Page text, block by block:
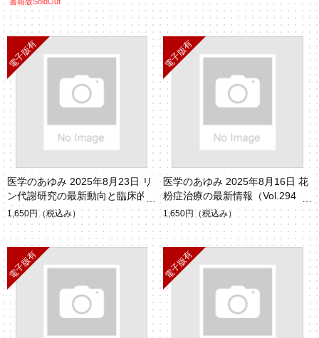
医学のあゆみ 2025年8月23日 リ
ン代謝研究の最新動向と臨床的
意義（Vol.294 No.8）
1,650円 （税込み）
医学のあゆみ 2025年8月16日 花
粉症治療の最新情報（Vol.294 N
o.6・7）
1,650円 （税込み）